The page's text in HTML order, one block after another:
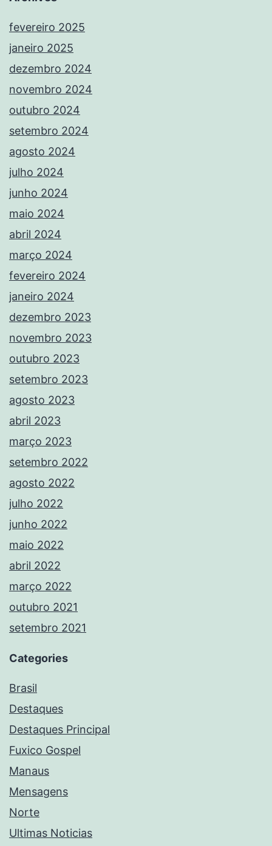
fevereiro 2025
janeiro 2025
dezembro 2024
novembro 2024
outubro 2024
setembro 2024
agosto 2024
julho 2024
junho 2024
maio 2024
abril 2024
março 2024
fevereiro 2024
janeiro 2024
dezembro 2023
novembro 2023
outubro 2023
setembro 2023
agosto 2023
abril 2023
março 2023
setembro 2022
agosto 2022
julho 2022
junho 2022
maio 2022
abril 2022
março 2022
outubro 2021
setembro 2021
Categories
Brasil
Destaques
Destaques Principal
Fuxico Gospel
Manaus
Mensagens
Norte
Ultimas Noticias